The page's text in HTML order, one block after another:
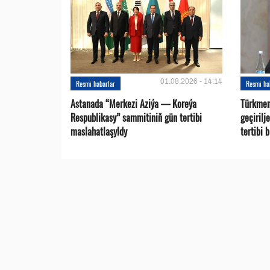
Resmi habarlar 01.08.2026 - 14:14
Astanada “Merkezi Aziýa — Koreýa
Respublikasy” sammitiniň gün tertibi
maslahatlaşyldy
Resmi
tertibi